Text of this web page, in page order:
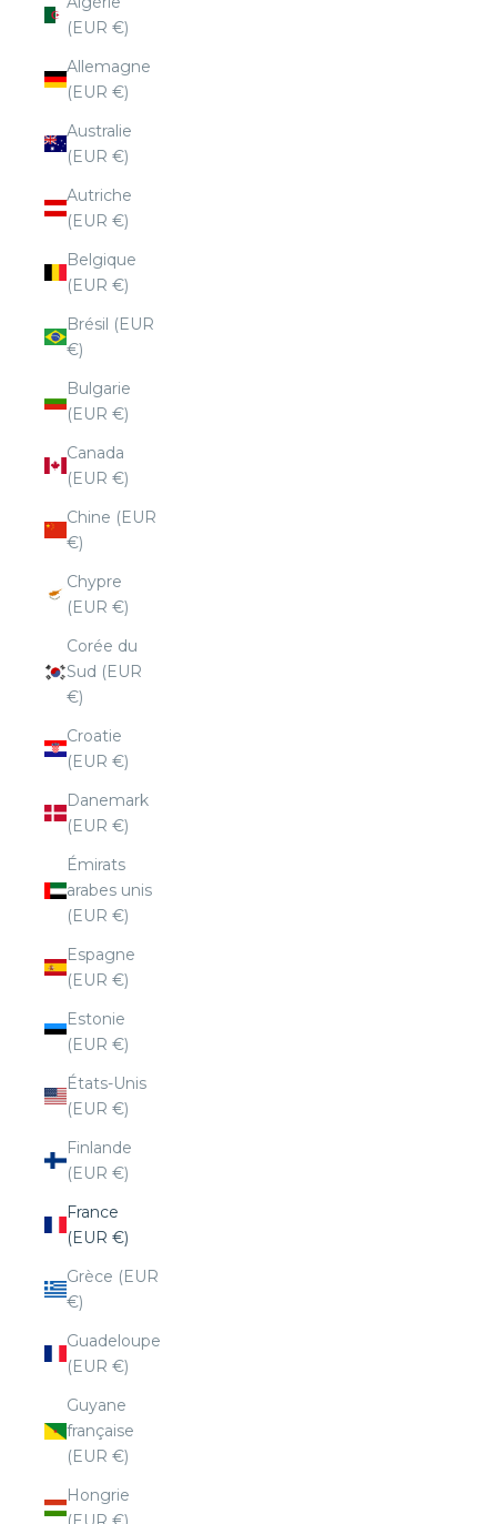
(EUR €)
Allemagne
(EUR €)
Australie
(EUR €)
Autriche
(EUR €)
Belgique
(EUR €)
Brésil (EUR
€)
Bulgarie
(EUR €)
Canada
(EUR €)
Chine (EUR
€)
Chypre
(EUR €)
Corée du
Sud (EUR
€)
Croatie
(EUR €)
Danemark
(EUR €)
Émirats
arabes unis
(EUR €)
Espagne
(EUR €)
Estonie
(EUR €)
États-Unis
(EUR €)
Finlande
(EUR €)
France
(EUR €)
Grèce (EUR
€)
Guadeloupe
(EUR €)
Guyane
française
(EUR €)
Hongrie